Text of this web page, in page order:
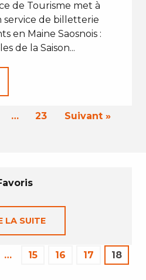
de Tourisme met à
service de billetterie
en Maine Saosnois :
de la Saison...
… 23 Suivant »
LA SUITE
… 15 16 17 18